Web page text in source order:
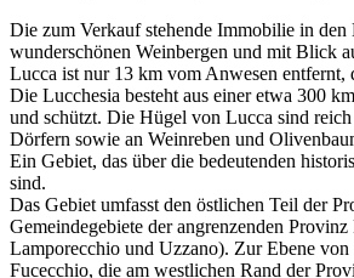
Die zum Verkauf stehende Immobilie in
wunderschönen Weinbergen und mit Blick
Lucca ist nur 13 km vom Anwesen entfernt,
Die Lucchesia besteht aus einer etwa 300
und schützt. Die Hügel von Lucca sind
Dörfern sowie an Weinreben und
Ein Gebiet, das über die bedeutenden
sind.
Das Gebiet umfasst den östlichen Teil der
Gemeindegebiete der angrenzenden
Lamporecchio und Uzzano). Zur Ebene
Fucecchio, die am westlichen Rand der